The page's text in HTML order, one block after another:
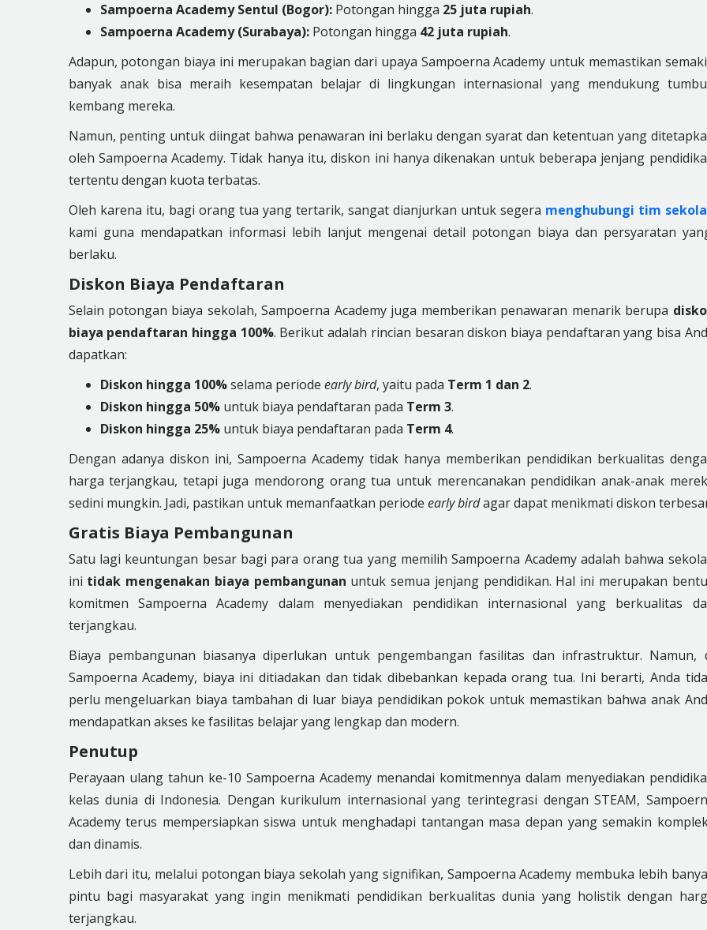
Sampoerna Academy Sentul (Bogor):Potongan hingga 25 juta rupiah.
Sampoerna Academy (Surabaya):Potongan hingga 42 juta rupiah.
Adapun, potongan biaya ini merupakan bagian dari upaya Sampoerna Academy untuk memastikan
banyak anak bisa meraih kesempatan belajar di lingkungan internasional yang mendukung
kembang mereka.
Namun, penting untuk diingat bahwa penawaran ini berlaku dengan syarat dan ketentuan yang
oleh Sampoerna Academy. Tidak hanya itu, diskon ini hanya dikenakan untuk beberapa jenjang
tertentu dengan kuota terbatas.
Oleh karena itu, bagi orang tua yang tertarik, sangat dianjurkan untuk segera menghubungi tim
kami guna mendapatkan informasi lebih lanjut mengenai detail potongan biaya dan persyaratan
berlaku.
Diskon Biaya Pendaftaran
Selain potongan biaya sekolah, Sampoerna Academy juga memberikan penawaran menarik berupa
biaya pendaftaran hingga 100%. Berikut adalah rincian besaran diskon biaya pendaftaran yang bisa
dapatkan:
Diskon hingga 100%selama periode early bird, yaitu pada Term 1 dan 2.
Diskon hingga 50%untuk biaya pendaftaran pada Term 3.
Diskon hingga 25%untuk biaya pendaftaran pada Term 4.
Dengan adanya diskon ini, Sampoerna Academy tidak hanya memberikan pendidikan berkualitas
harga terjangkau, tetapi juga mendorong orang tua untuk merencanakan pendidikan anak-anak
sedini mungkin. Jadi, pastikan untuk memanfaatkan periode early birdagar dapat menikmati diskon
Gratis Biaya Pembangunan
Satu lagi keuntungan besar bagi para orang tua yang memilih Sampoerna Academy adalah bahwa
ini tidak mengenakan biaya pembangunan untuk semua jenjang pendidikan. Hal ini merupakan
komitmen Sampoerna Academy dalam menyediakan pendidikan internasional yang berkualitas
terjangkau.
Biaya pembangunan biasanya diperlukan untuk pengembangan fasilitas dan infrastruktur. Namun,
Sampoerna Academy, biaya ini ditiadakan dan tidak dibebankan kepada orang tua. Ini berarti, Anda
perlu mengeluarkan biaya tambahan di luar biaya pendidikan pokok untuk memastikan bahwa anak
mendapatkan akses ke fasilitas belajar yang lengkap dan modern.
Penutup
Perayaan ulang tahun ke-10 Sampoerna Academy menandai komitmennya dalam menyediakan
kelas dunia di Indonesia. Dengan kurikulum internasional yang terintegrasi dengan STEAM,
Academy terus mempersiapkan siswa untuk menghadapi tantangan masa depan yang semakin
dan dinamis.
Lebih dari itu, melalui potongan biaya sekolah yang signifikan, Sampoerna Academy membuka lebih
pintu bagi masyarakat yang ingin menikmati pendidikan berkualitas dunia yang holistik dengan
terjangkau.